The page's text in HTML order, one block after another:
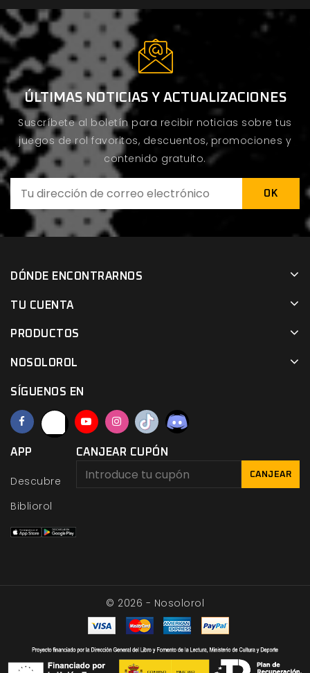
ÚLTIMAS NOTICIAS Y ACTUALIZACIONES
Suscríbete al boletín para recibir noticias sobre tus
juegos de rol favoritos, descuentos, promociones y
contenido gratuito.
DÓNDE ENCONTRARNOS
TU CUENTA
PRODUCTOS
NOSOLOROL
SÍGUENOS EN
APP
Descubre
Bibliorol
CANJEAR CUPÓN
CANJEAR
© 2026 - Nosolorol